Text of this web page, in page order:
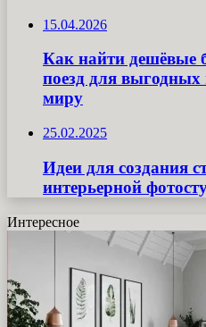
15.04.2026
Как найти дешёвые
поезд для выгодных
миру
25.02.2025
Идеи для создания
интерьерной
Интересное